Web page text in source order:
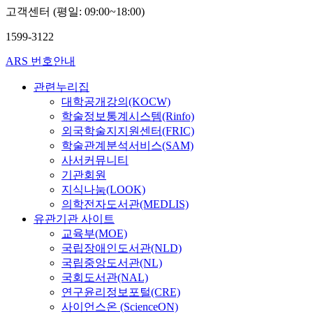
고객센터 (평일: 09:00~18:00)
1599-3122
ARS 번호안내
관련누리집
대학공개강의(KOCW)
학술정보통계시스템(Rinfo)
외국학술지지원센터(FRIC)
학술관계분석서비스(SAM)
사서커뮤니티
기관회원
지식나눔(LOOK)
의학전자도서관(MEDLIS)
유관기관 사이트
교육부(MOE)
국립장애인도서관(NLD)
국립중앙도서관(NL)
국회도서관(NAL)
연구윤리정보포털(CRE)
사이언스온 (ScienceON)